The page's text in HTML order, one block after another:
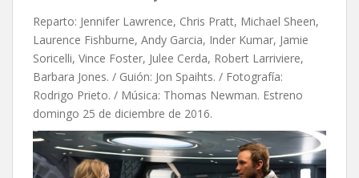
Reparto: Jennifer Lawrence, Chris Pratt, Michael Sheen,
Laurence Fishburne, Andy Garcia, Inder Kumar, Jamie
Soricelli, Vince Foster, Julee Cerda, Robert Larriviere,
Barbara Jones. / Guión: Jon Spaihts. / Fotografía:
Rodrigo Prieto. / Música: Thomas Newman. Estreno
domingo 25 de diciembre de 2016.